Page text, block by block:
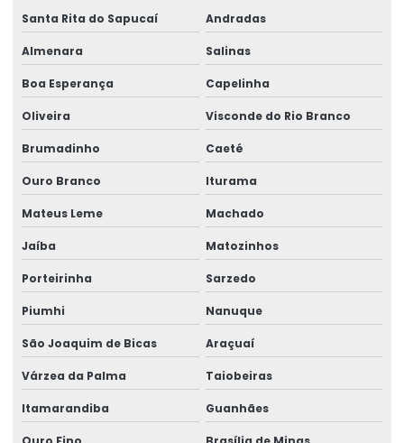
Gestão de ntep
Gestão de segurança e saúde ocupacional
Higiene do trabalho
Higiene ocupacional segurança do trabalho
Higiene e segurança do trabalho
Higiene e segurança no trabalho
Impugnação de laudo de engenharia
Impugnação de laudo médico
Impugnação de laudo pericial
Laudo de ergonomia
Santa Rita do Sapucaí Andradas
Almenara Salinas
Boa Esperança Capelinha
Oliveira Visconde do Rio Branco
Brumadinho Caeté
Ouro Branco Iturama
Mateus Leme Machado
Jaíba Matozinhos
Porteirinha Sarzedo
Piumhi Nanuque
São Joaquim de Bicas Araçuaí
Várzea da Palma Taiobeiras
Itamarandiba Guanhães